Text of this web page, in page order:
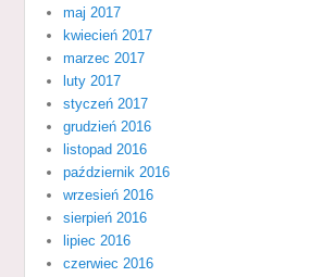
maj 2017
kwiecień 2017
marzec 2017
luty 2017
styczeń 2017
grudzień 2016
listopad 2016
październik 2016
wrzesień 2016
sierpień 2016
lipiec 2016
czerwiec 2016